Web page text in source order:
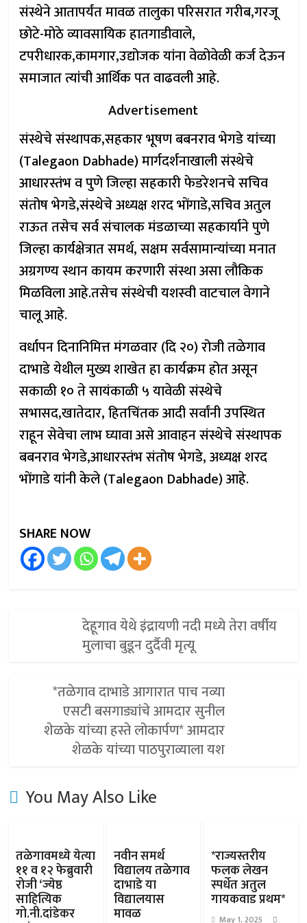
संस्थेने आतापर्यंत मावळ तालुका परिसरात गरीब,गरजू
छोटे-मोठे व्यावसायिक हातगाडीवाले,
टपरीधारक,कामगार,उद्योजक यांना वेळोवेळी कर्ज देऊन
समाजात त्यांची आर्थिक पत वाढवली आहे.
Advertisement
संस्थेचे संस्थापक,सहकार भूषण बबनराव भेगडे यांच्या
(Talegaon Dabhade) मार्गदर्शनाखाली संस्थेचे
आधारस्तंभ व पुणे जिल्हा सहकारी फेडरेशनचे सचिव
संतोष भेगडे,संस्थेचे अध्यक्ष शरद भोंगाडे,सचिव अतुल
राऊत तसेच सर्व संचालक मंडळाच्या सहकार्याने पुणे
जिल्हा कार्यक्षेत्रात समर्थ, सक्षम सर्वसामान्यांच्या मनात
अग्रगण्य स्थान कायम करणारी संस्था असा लौकिक
मिळविला आहे.तसेच संस्थेची यशस्वी वाटचाल वेगाने
चालू आहे.
वर्धापन दिनानिमित्त मंगळवार (दि २०) रोजी तळेगाव
दाभाडे येथील मुख्य शाखेत हा कार्यक्रम होत असून
सकाळी १० ते सायंकाळी ५ यावेळी संस्थेचे
सभासद,खातेदार, हितचिंतक आदी सर्वांनी उपस्थित
राहून सेवेचा लाभ घ्यावा असे आवाहन संस्थेचे संस्थापक
बबनराव भेगडे,आधारस्तंभ संतोष भेगडे, अध्यक्ष शरद
भोंगाडे यांनी केले (Talegaon Dabhade) आहे.
SHARE NOW
देहूगाव येथे इंद्रायणी नदी मध्ये तेरा वर्षीय
मुलाचा बुडून दुर्दैवी मृत्यू
*तळेगाव दाभाडे आगारात पाच नव्या
एसटी बसगाड्यांचे आमदार सुनील
शेळके यांच्या हस्ते लोकार्पण* आमदार
शेळके यांच्या पाठपुराव्याला यश
You May Also Like
तळेगावमध्ये येत्या
११ व १२ फेब्रुवारी
रोजी ‘ज्येष्ठ
साहित्यिक
गो.नी.दांडेकर
नवीन समर्थ
विद्यालय तळेगाव
दाभाडे या
विद्यालयास
मावळ
*राज्यस्तरीय
फलक लेखन
स्पर्धेत अतुल
गायकवाड प्रथम*
May 1, 2025